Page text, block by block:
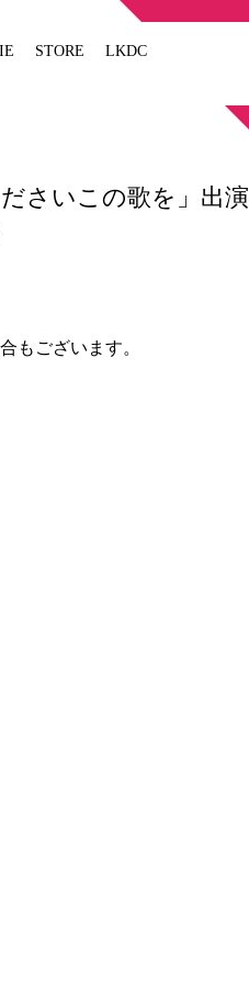
STORE
LKDC
さいこの歌を」出演
もございます。